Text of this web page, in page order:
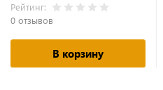
Рейтинг:
0 отзывов
В корзину